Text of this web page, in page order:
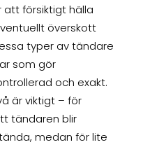
att försiktigt hälla
överskott
typer av tändare
som gör
och exakt.
är viktigt – för
tändaren blir
medan för lite